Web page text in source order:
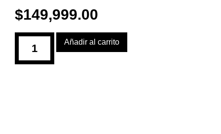
$149,999.00
Añadir al carrito